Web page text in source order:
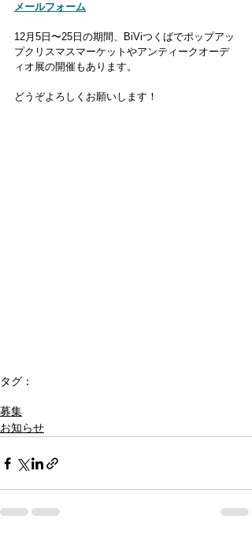
メールフォーム
12月5日〜25日の期間、BiViつくばでポップアッ
プクリスマスマーケットやアンティークオーデ
ィオ展の開催もあります。
どうぞよろしくお願いします！
タグ：
募集
お知らせ